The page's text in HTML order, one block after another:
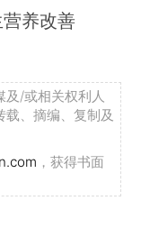
养改善
及/或相关权利人
、摘编、复制及
，获得书面